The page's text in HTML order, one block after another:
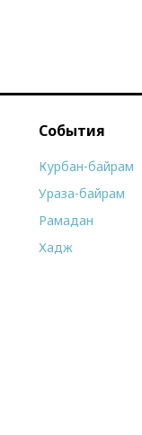
События
Курбан-байрам
Ураза-байрам
Рамадан
Хадж